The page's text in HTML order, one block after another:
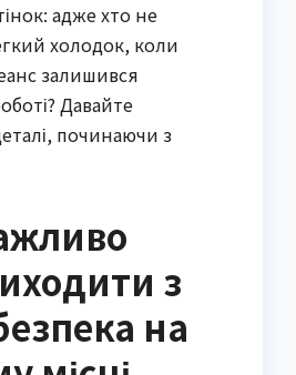
адже хто не
холодок, коли
залишився
Давайте
починаючи з
з
на